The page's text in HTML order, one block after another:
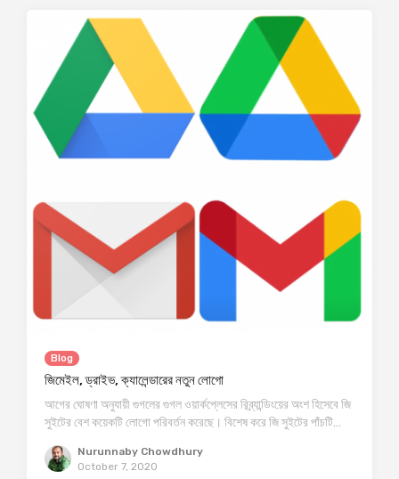
Blog
জিমেইল, ড্রাইভ, ক্যালেন্ডারের নতুন লোগো
আগের ঘোষণা অনুযায়ী গুগলের গুগল ওয়ার্কপ্লেসের রিব্র্যান্ডিংয়ের অংশ হিসেবে জি
সুইটের বেশ কয়েকটি লোগো পরিবর্তন করেছে। বিশেষ করে জি সুইটের পাঁচটি…
Nurunnaby Chowdhury
October 7, 2020